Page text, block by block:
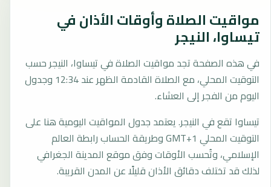
مواقيت الصلاة وأوقات الأذان في
تيساوا، النيجر
في هذه الصفحة تجد مواقيت الصلاة في تيساوا، النيجر حسب
التوقيت المحلي، مع الصلاة القادمة الظهر عند 12:34 وجدول
اليوم من الفجر إلى العشاء.
تيساوا تقع في النيجر. يعتمد جدول المواقيت اليومية هنا على
التوقيت المحلي GMT+1 وطريقة الحساب رابطة العالم
الإسلامي، وتُحسب الأوقات وفق موقع المدينة الجغرافي
لذلك قد تختلف دقائق الأذان قليلًا عن المدن القريبة.